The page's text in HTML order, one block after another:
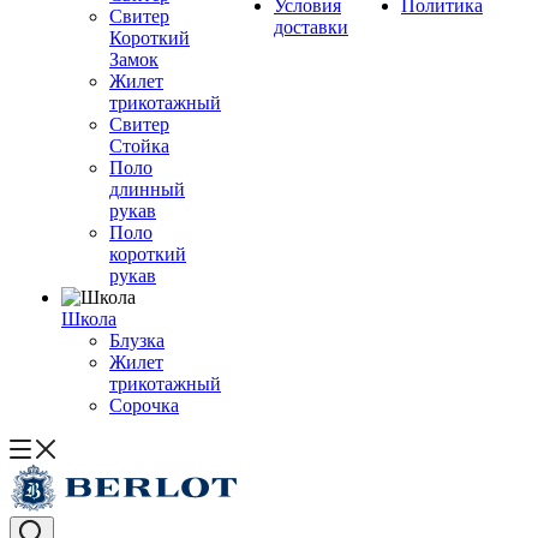
Свитер
Короткий
Замок
Жилет
трикотажный
Свитер
Стойка
Поло
длинный
рукав
Поло
короткий
рукав
Школа
Блузка
Жилет
трикотажный
Сорочка
Условия
доставки
Политика